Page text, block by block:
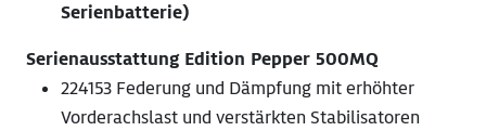
Serienbatterie)
Serienausstattung Edition Pepper 500MQ
224153 Federung und Dämpfung mit erhöhter
Vorderachslast und verstärkten Stabilisatoren